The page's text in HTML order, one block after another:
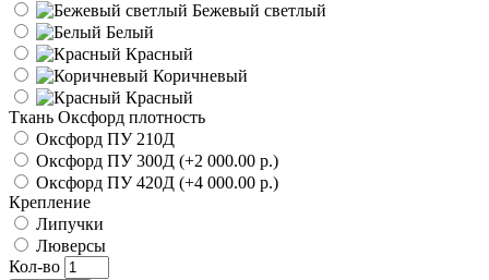
Бежевый светлый
Белый
Красный
Коричневый
Красный
Ткань Оксфорд плотность
Оксфорд ПУ 210Д
Оксфорд ПУ 300Д (+2 000.00 р.)
Оксфорд ПУ 420Д (+4 000.00 р.)
Крепление
Липучки
Люверсы
Кол-во